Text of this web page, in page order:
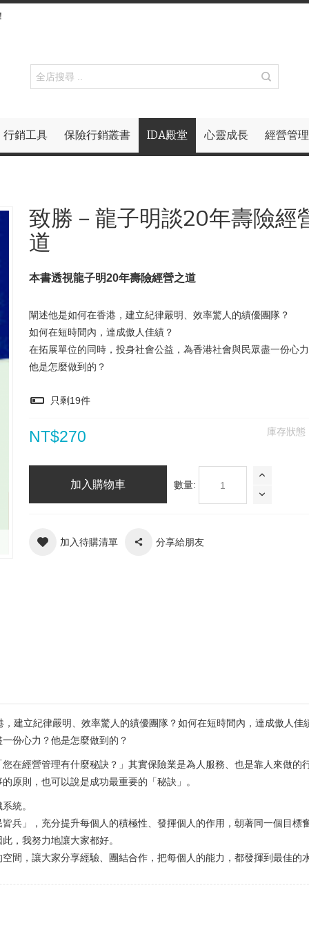
行銷工具 保險行銷叢書 IDA殿堂 心靈成長 經營管理
致勝－龍子明談20年壽險經
道
本書透視龍子明20年壽險經營之道
闡述他是如何在香港，建立紀律嚴明、效率驚人的績優團隊？
如何在短時間內，達成傲人佳績？
在拓展單位的同時，投身社會公益，為香港社會與民眾盡一份心力
他是怎麼做到的？
只剩 19件
庫存狀
NT$270
數量:
加入購物車
加入待購清單 分享給朋友
建立紀律嚴明、效率驚人的績優團隊？如何在短時間內，達成傲人佳
份心力？他是怎麼做到的？
在經營管理有什麼秘訣？」其實保險業是為人服務、也是靠人來做的
原則，也可以說是成功最重要的「秘訣」。
統。
兵」，充分提升每個人的積極性、發揮個人的作用，朝著同一個目標奮
，我努力地讓大家都好。
間，讓大家分享經驗、團結合作，把每個人的能力，都發揮到最佳的水